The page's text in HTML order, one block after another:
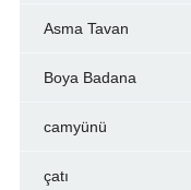
Asma Tavan
Boya Badana
camyünü
çatı